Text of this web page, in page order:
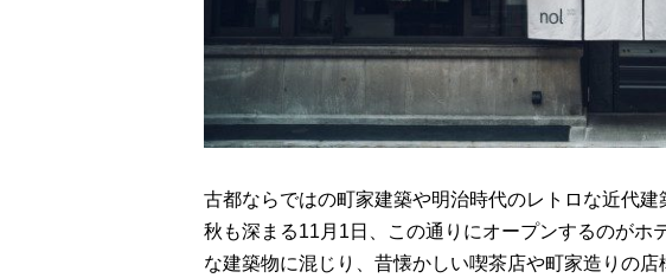
古都ならではの町家建築や明治時代のレトロな近代建
秋も深まる11月1日、この通りにオープンするのがホ
な建築物に混じり、昔懐かしい喫茶店や町家造りの